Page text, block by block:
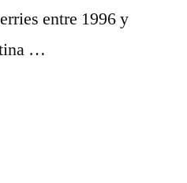
entre 1996 y
…